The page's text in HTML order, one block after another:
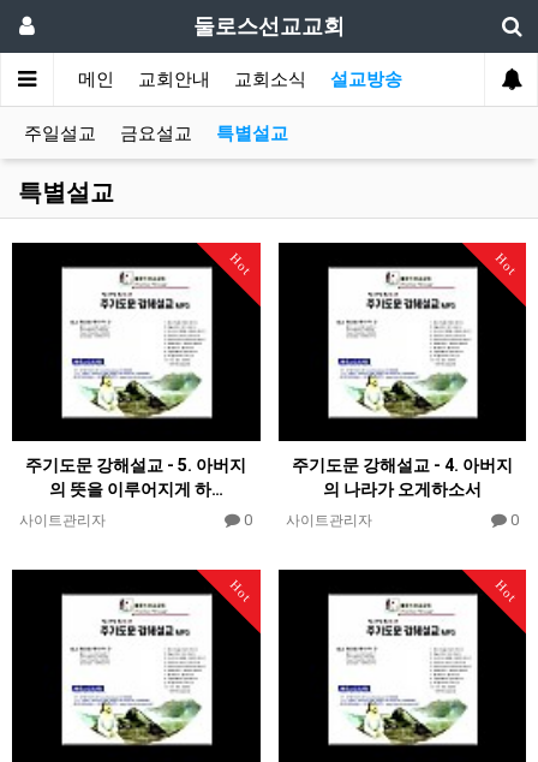
둘로스선교교회
메인 교회안내 교회소식 설교방송
주일설교 금요설교 특별설교
특별설교
Hot
주기도문 강해설교 - 5. 아버지
의 뜻을 이루어지게 하…
사이트관리자 0
Hot
주기도문 강해설교 - 4. 아버지
의 나라가 오게하소서
사이트관리자 0
Hot Hot